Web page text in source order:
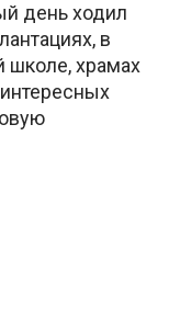
день ходил
в
школе, храмах